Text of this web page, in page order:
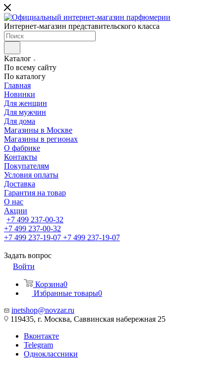
Интернет-магазин представительского класса
Каталог
По всему сайту
По каталогу
Главная
Новинки
Для женщин
Для мужчин
Для дома
Магазины в Москве
Магазины в регионах
О фабрике
Контакты
Покупателям
Условия оплаты
Доставка
Гарантия на товар
О нас
Акции
+7 499 237-00-32
+7 499 237-00-32
+7 499 237-19-07 +7 499 237-19-07
Задать вопрос
Войти
Корзина0
Избранные товары0
inetshop@novzar.ru
119435, г. Москва, Саввинская набережная 25
Вконтакте
Telegram
Одноклассники